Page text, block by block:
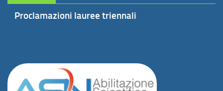
Proclamazioni lauree triennali